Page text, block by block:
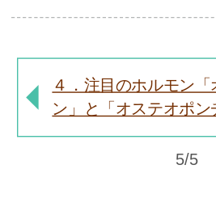
４．注目のホルモン
ン」と「オステオポン
5/5